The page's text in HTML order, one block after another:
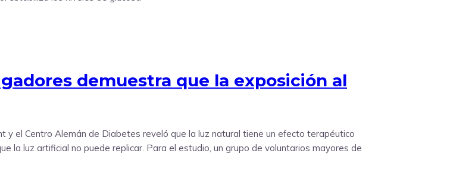
demuestra que la exposición al
y el Centro Alemán de Diabetes reveló que la luz natural tiene un efecto terapéutico
la luz artificial no puede replicar. Para el estudio, un grupo de voluntarios mayores de